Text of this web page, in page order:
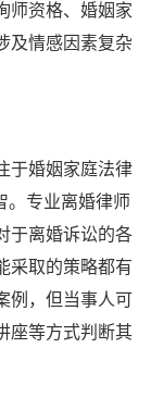
师资格、婚姻家
及情感因素复杂
于婚姻家庭法律
。专业离婚律师
于离婚诉讼的各
采取的策略都有
例，但当事人可
座等方式判断其